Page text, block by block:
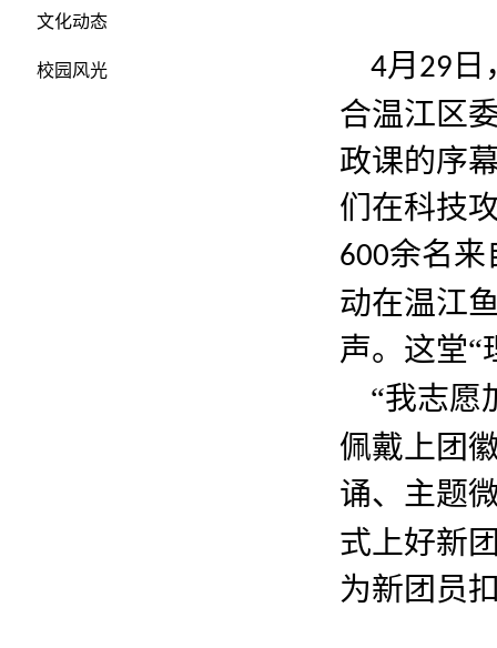
文化动态
校园风光 4月 29
合温江区
政课的序
们在科技
600余名来
动在温江
声。这堂“
“我志愿
佩戴上团
诵、主题
式上好新
为新团员